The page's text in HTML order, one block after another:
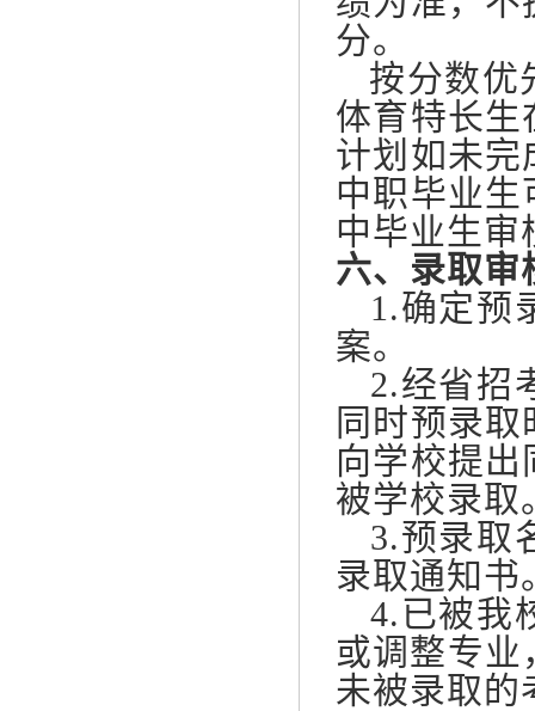
分。
按分数优
体育特长生
计划如未完
中职毕业
中毕业生审
六、录取审
1.确定预
案。
2.经省招
同时预录
向学校提
被学校录取
3.预录取
录取通知书
4.已被我
或调整专业
未被录取的